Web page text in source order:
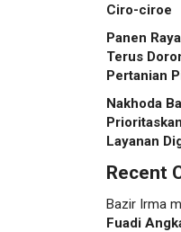
Ciro-ciroe
Panen
Terus
Pertanian
Nakhoda
Layanan
Recent
Bazir Irma
Fuadi